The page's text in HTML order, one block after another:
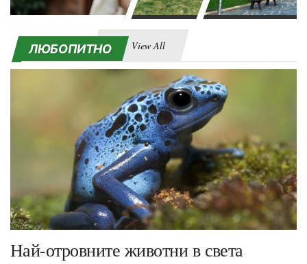
ЛЮБОПИТНО View All
Най-отровните животни в света